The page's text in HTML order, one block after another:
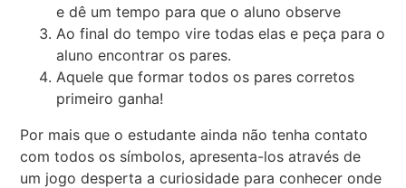
e dê um tempo para que o aluno observe
Ao final do tempo vire todas elas e peça para o
aluno encontrar os pares.
Aquele que formar todos os pares corretos
primeiro ganha!
Por mais que o estudante ainda não tenha contato
com todos os símbolos, apresenta-los através de
um jogo desperta a curiosidade para conhecer onde